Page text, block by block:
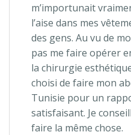
m’importunait
l’aise dans mes
des gens. Au vu de
pas me faire opérer
la chirurgie
choisi de faire mon
Tunisie pour un
satisfaisant. Je
faire la même chose.